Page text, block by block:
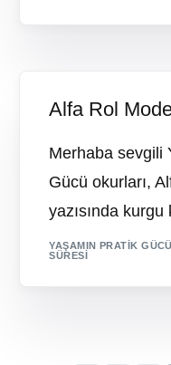
Alfa Rol
Merhaba sevgili
Gücü okurları,
yazısında
YAŞAMIN PRATIK GÜCÜ
SÜRESI